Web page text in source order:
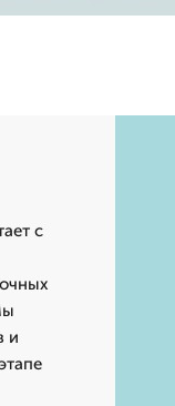
с
и